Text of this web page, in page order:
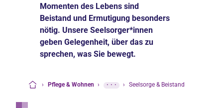
Momenten des Lebens sind
Beistand und Ermutigung besonders
nötig. Unsere Seelsorger*innen
geben Gelegenheit, über das zu
sprechen, was Sie bewegt.
› Pflege & Wohnen › ··· › Seelsorge & Beistand